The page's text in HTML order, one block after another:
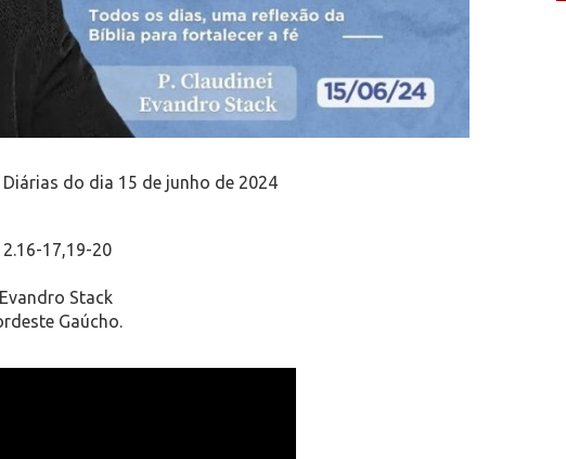
do dia 15 de junho de 2024
17,19-20
Stack
Gaúcho.